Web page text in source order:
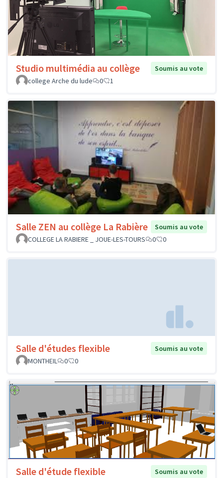
Studio multimédia au collège
Soumis au vote
college Arche du lude
0 1
Salle ZEN au collège La Rabière
Soumis au vote
COLLEGE LA RABIERE _ JOUE-LES-TOURS
0 0
Salle d'études flexible
Soumis au vote
MONTHEIL
0 0
Salle d'étude flexible
Soumis au vote